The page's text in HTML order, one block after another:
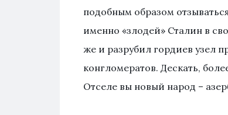
подобным образом
именно «злодей» Сталин в
же и разрубил гордиев узел
конгломератов. Дескать,
Отселе вы новый народ –